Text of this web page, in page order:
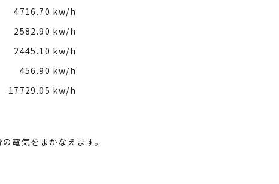
4716.70 kw/h
2582.90 kw/h
2445.10 kw/h
456.90 kw/h
17729.05 kw/h
電気をまかなえます。